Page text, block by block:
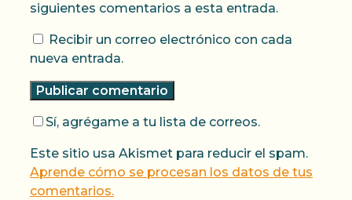
siguientes comentarios a esta entrada.
Recibir un correo electrónico con cada
nueva entrada.
Sí, agrégame a tu lista de correos.
Este sitio usa Akismet para reducir el spam.
Aprende cómo se procesan los datos de tus
comentarios.